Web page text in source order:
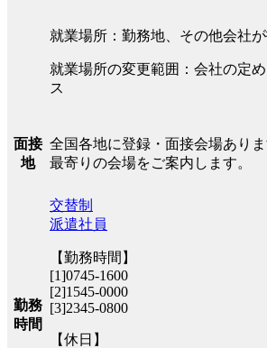
就業場所：勤務地、その他会社
就業場所の変更範囲：会社の定
ス
面接
地
全国各地に登録・面接会場ありま
最寄りの会場をご案内します。
勤務
時間
交替制
派遣社員
【勤務時間】
[1]0745-1600
[2]1545-0000
[3]2345-0800
【休日】